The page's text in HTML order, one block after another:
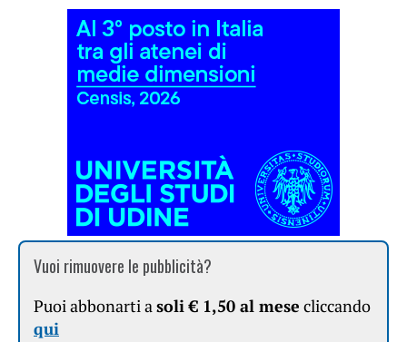
Vuoi rimuovere le pubblicità?
Puoi abbonarti asoli € 1,50 al mese cliccando
qui